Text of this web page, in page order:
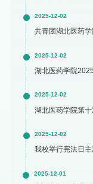
2025-12-02
共青团湖北医药
2025-12-02
湖北医药学院
2025-12-02
湖北医药学院第
2025-12-02
我校举行宪法日
2025-12-01